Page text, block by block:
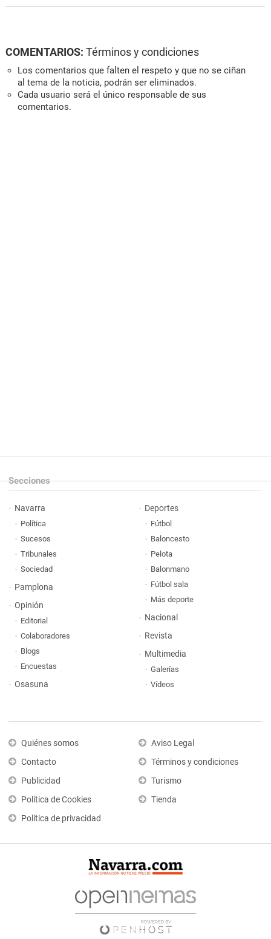
COMENTARIOS: Términos y condiciones
Los comentarios que falten el respeto y que no se ciñan
al tema de la noticia, podrán ser eliminados.
Cada usuario será el único responsable de sus
comentarios.
Secciones
Navarra
Política
Sucesos
Tribunales
Sociedad
Pamplona
Opinión
Editorial
Colaboradores
Blogs
Encuestas
Osasuna
Deportes
Fútbol
Baloncesto
Pelota
Balonmano
Fútbol sala
Más deporte
Nacional
Revista
Multimedia
Galerías
Vídeos
Quiénes somos
Contacto
Publicidad
Política de Cookies
Política de privacidad
Aviso Legal
Términos y condiciones
Turismo
Tienda